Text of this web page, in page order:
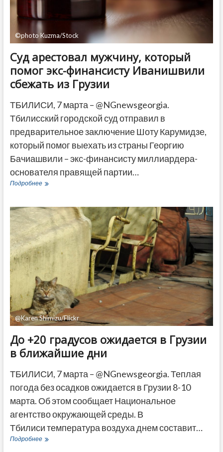
©photo Kuzma/Stock
Суд арестовал мужчину, который
помог экс-финансисту Иванишвили
сбежать из Грузии
ТБИЛИСИ, 7 марта – @NGnewsgeorgia.
Тбилисский городской суд отправил в
предварительное заключение Шоту Карумидзе,
который помог выехать из страны Георгию
Бачиашвили – экс-финансисту миллиардера-
основателя правящей партии…
ПодробнееСуд
который
помог
экс-
финансисту
Иванишвили
сбежать
Грузии
@Karen Shimizu/Flickr
До +20 градусов ожидается в Грузии
в ближайшие дни
ТБИЛИСИ, 7 марта – @NGnewsgeorgia. Теплая
погода без осадков ожидается в Грузии 8-10
марта. Об этом сообщает Национальное
агентство окружающей среды. В
Тбилиси температура воздуха днем ​​составит…
ПодробнееДо